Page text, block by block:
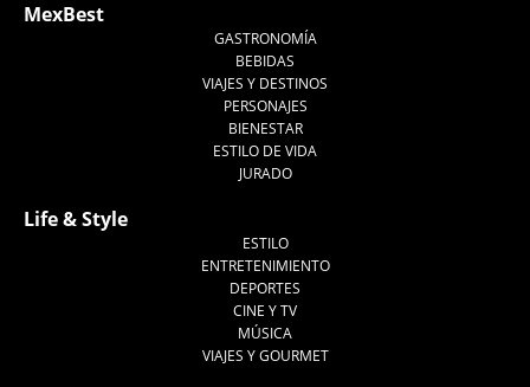
MexBest
GASTRONOMÍA
BEBIDAS
VIAJES Y DESTINOS
PERSONAJES
BIENESTAR
ESTILO DE VIDA
JURADO
Life & Style
ESTILO
ENTRETENIMIENTO
DEPORTES
CINE Y TV
MÚSICA
VIAJES Y GOURMET